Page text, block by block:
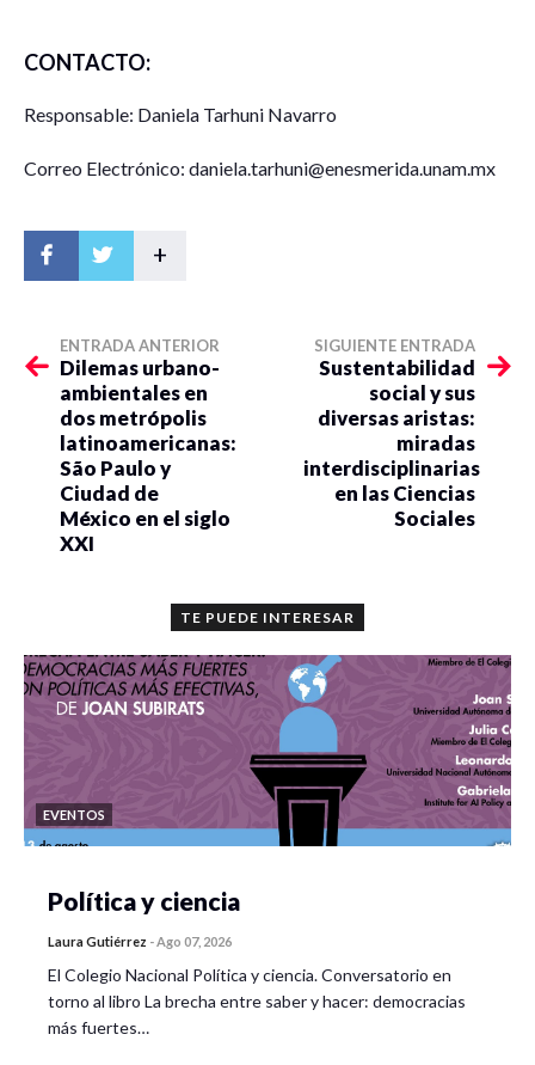
Miguel Lisbona Guillén, ENES Mérida, UNAM
CONTACTO:
Responsable: Daniela Tarhuni Navarro
Correo Electrónico: daniela.tarhuni@enesmerida.unam.mx
+
ENTRADA ANTERIOR
Dilemas urbano-
ambientales en
dos metrópolis
latinoamericanas:
São Paulo y
Ciudad de
México en el siglo
XXI
SIGUIENTE ENTRADA
Sustentabilidad
social y sus
diversas aristas:
miradas
interdisciplinarias
en las Ciencias
Sociales
TE PUEDE INTERESAR
EVENTOS
Política y ciencia
Laura Gutiérrez -Ago 07, 2026
El Colegio Nacional Política y ciencia. Conversatorio en
torno al libro La brecha entre saber y hacer: democracias
más fuertes…